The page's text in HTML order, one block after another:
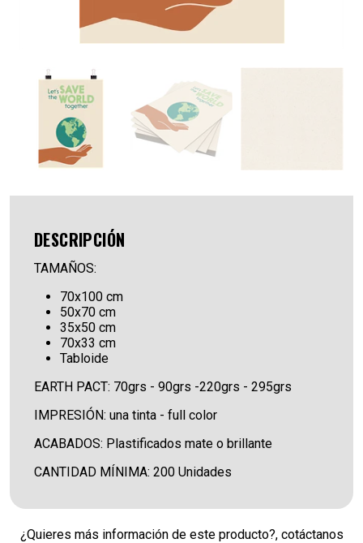
DESCRIPCIÓN
TAMAÑOS:
70x100 cm
50x70 cm
35x50 cm
70x33 cm
Tabloide
EARTH PACT: 70grs - 90grs -220grs - 295grs
IMPRESIÓN: una tinta - full color
ACABADOS: Plastificados mate o brillante
CANTIDAD MÍNIMA: 200 Unidades
¿Quieres más información de este producto?, cotáctanos